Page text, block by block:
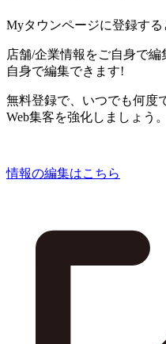
Myタウンページに登録する
店舗/企業情報をご自身で編
自身で編集できます!
無料登録で、いつでも何度
Web集客を強化しましょう。
情報の編集はこちら